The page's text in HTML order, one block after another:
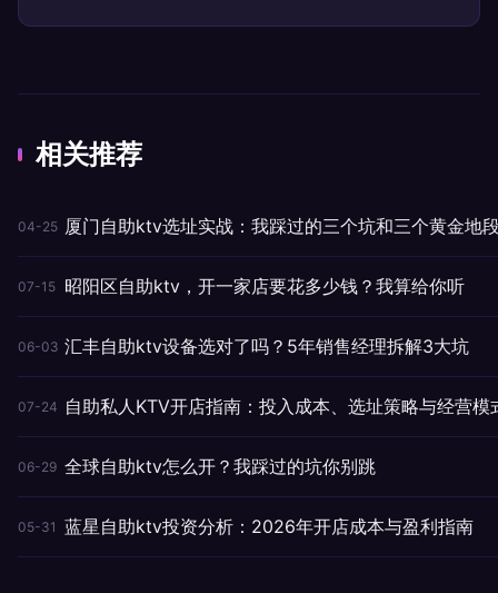
相关推荐
04-25 厦门自助ktv选址实战：我踩过的三个坑和三个黄金地
07-15 昭阳区自助ktv，开一家店要花多少钱？我算给你听
06-03 汇丰自助ktv设备选对了吗？5年销售经理拆解3大坑
07-24 自助私人KTV开店指南：投入成本、选址策略与经营模
06-29 全球自助ktv怎么开？我踩过的坑你别跳
05-31 蓝星自助ktv投资分析：2026年开店成本与盈利指南